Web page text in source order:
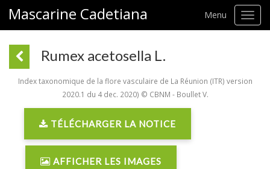
Mascarine Cadetiana Menu
Rumex acetosella L.
Index taxonomique de la flore vasculaire de La Réunion (ITR) version
2020.1 du 4 dec. 2020) © CBNM - Boullet V.
TÉLÉCHARGER LA NOTICE
AFFICHER LES IMAGES